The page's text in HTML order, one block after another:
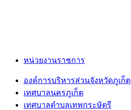
หน่วยงานราชการ
องค์การบริหารส่วนจังหวัดภูเก็ต
เทศบาลนครภูเก็ต
เทศบาลตำบลเทพกระษัตรี